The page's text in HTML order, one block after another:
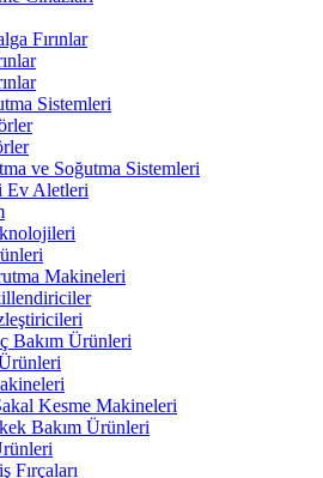
Fırınlar
Sistemleri
ve Soğutma Sistemleri
Ev Aletleri
Makineleri
Bakım Ürünleri
Kesme Makineleri
Bakım Ürünleri
Fırçaları